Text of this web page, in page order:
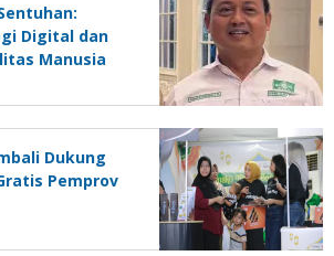
Digital dan
Manusia
Dukung
Pemprov